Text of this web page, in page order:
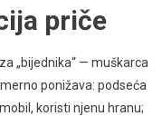
priče
„bijednika“ — muškarca
ponižava: podseća
koristi njenu hranu;